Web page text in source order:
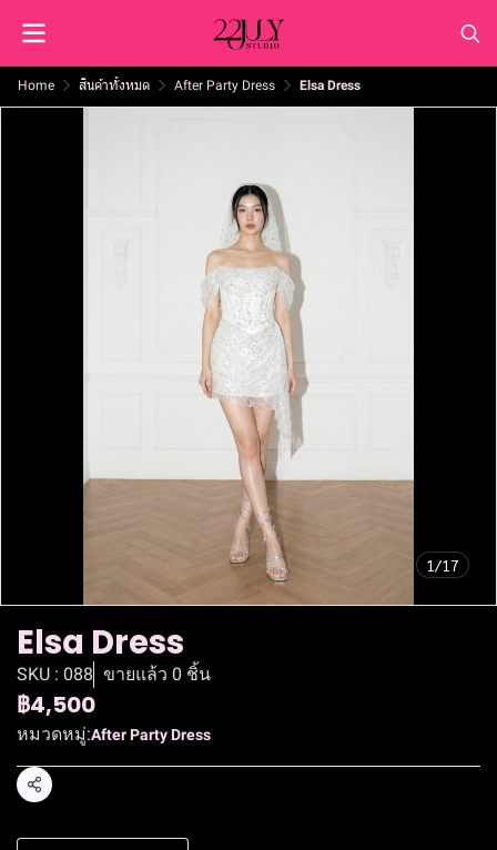
Home สินค้าทั้งหมด After Party Dress Elsa Dress
1/17
Elsa Dress
SKU : 088 ขายแล้ว 0 ชิ้น
฿4,500
หมวดหมู่:After Party Dress
แชร์